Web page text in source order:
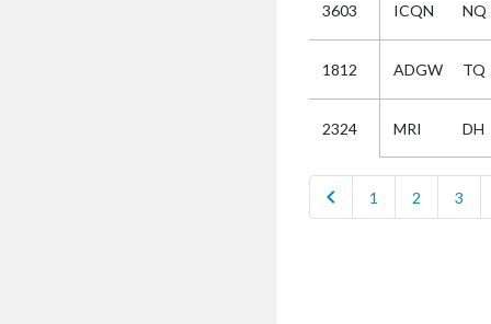
3603 ICQN NQ
1812 ADGW TQ
2324 MRI DH
chevron_left 1 2 3